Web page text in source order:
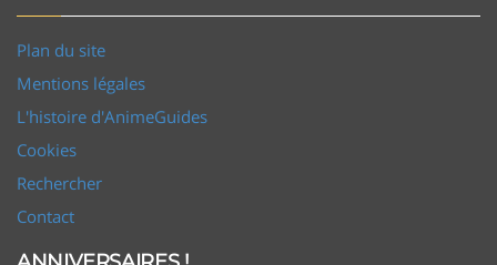
Plan du site
Mentions légales
L'histoire d'AnimeGuides
Cookies
Rechercher
Contact